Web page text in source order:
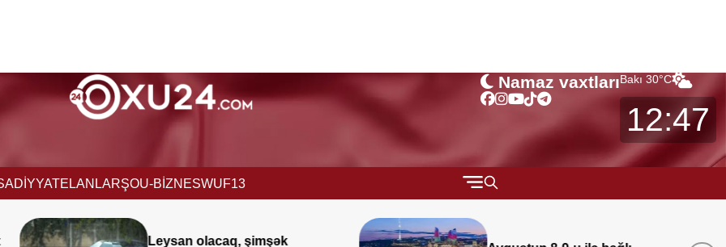
Namaz vaxtlarıBakı 30°C
12:47
ELANLARŞOU-BİZNESWUF13
MÜSAHİBƏ